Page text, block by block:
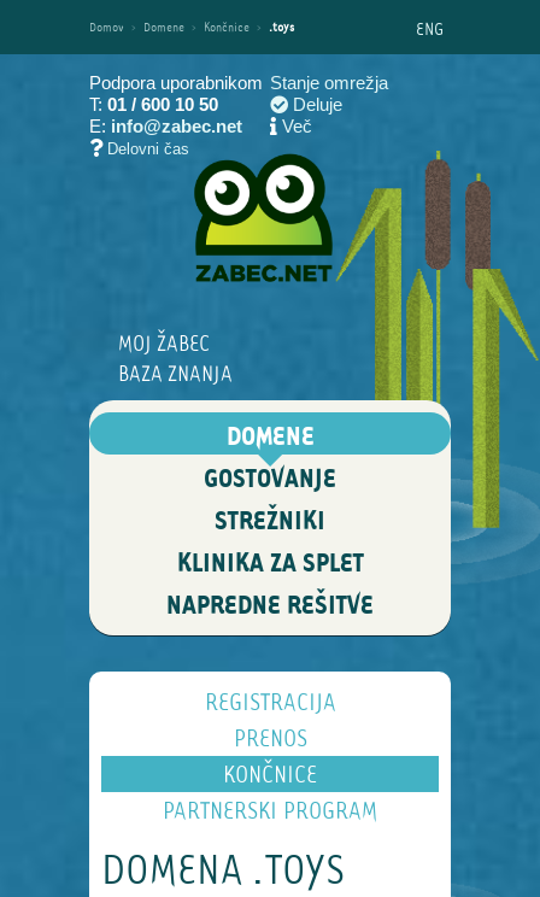
Domov › Domene › Končnice › .toys ENG
Podpora uporabnikom
T: 01 / 600 10 50
E: info@zabec.net
Delovni čas
Stanje omrežja
Deluje
Več
MOJ ŽABEC
BAZA ZNANJA
DOMENE
GOSTOVANJE
STREŽNIKI
KLINIKA ZA SPLET
NAPREDNE REŠITVE
REGISTRACIJA
PRENOS
KONČNICE
PARTNERSKI PROGRAM
DOMENA .TOYS